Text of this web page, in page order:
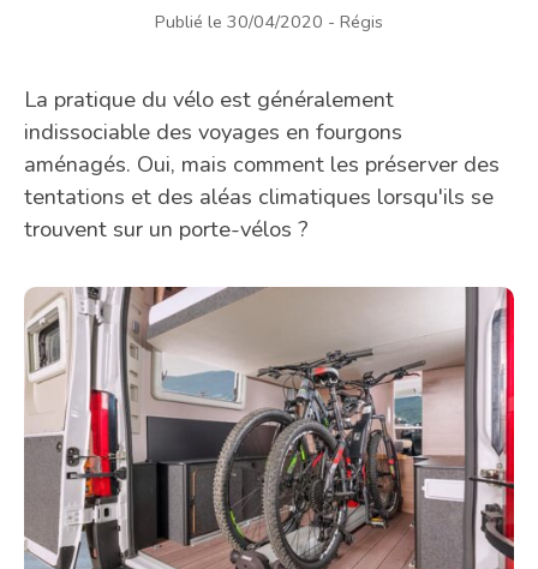
Publié le 30/04/2020 - Régis
La pratique du vélo est généralement
indissociable des voyages en fourgons
aménagés. Oui, mais comment les préserver des
tentations et des aléas climatiques lorsqu'ils se
trouvent sur un porte-vélos ?